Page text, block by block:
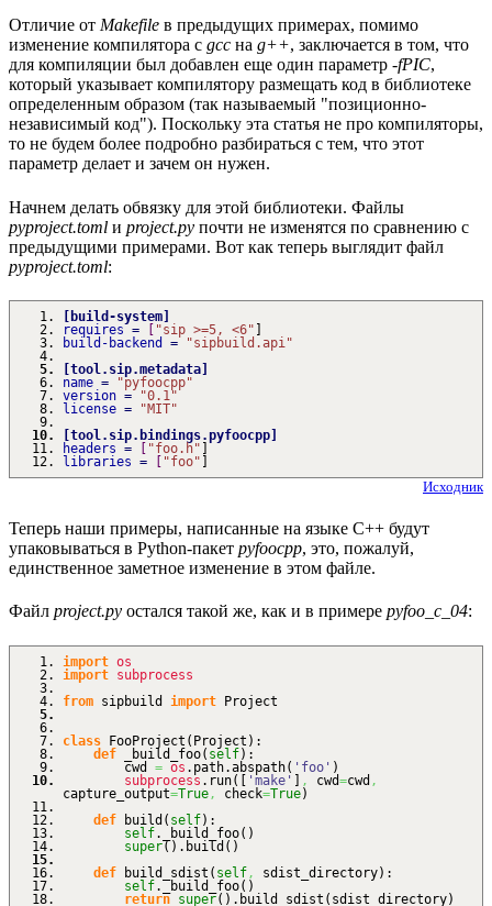
Отличие от Makefile в предыдущих примерах, помимо
изменение компилятора с gcc на g++, заключается в том, что
для компиляции был добавлен еще один параметр -fPIC,
который указывает компилятору размещать код в библиотеке
определенным образом (так называемый "позиционно-
независимый код"). Поскольку эта статья не про компиляторы,
то не будем более подробно разбираться с тем, что этот
параметр делает и зачем он нужен.
Начнем делать обвязку для этой библиотеки. Файлы
pyproject.toml и project.py почти не изменятся по сравнению с
предыдущими примерами. Вот как теперь выглядит файл
pyproject.toml:
build-system
requires = "sip >=5, <6"
build-backend
=
"sipbuild.api"
tool.sip.metadata
name =
"pyfoocpp"
version =
"0.1"
license =
"MIT"
tool.sip.bindings.pyfoocpp
headers = "foo.h"
libraries = "foo"
Исходник
Теперь наши примеры, написанные на языке C++ будут
упаковываться в Python-пакет pyfoocpp, это, пожалуй,
единственное заметное изменение в этом файле.
Файл project.py остался такой же, как и в примере pyfoo_c_04:
import os
import subprocess
from sipbuild import Project
class FooProject ( Project ) :
def _build_foo( self) :
cwd = os . path.abspath( 'foo' )
subprocess . run( [ 'make' ] , cwd=cwd ,
capture_output=True , check=True)
def build ( self) :
self._build_foo( )
super() . build ( )
def build_sdist ( self , sdist_directory) :
self._build_foo( )
return super( ) . build_sdist ( sdist_directory)